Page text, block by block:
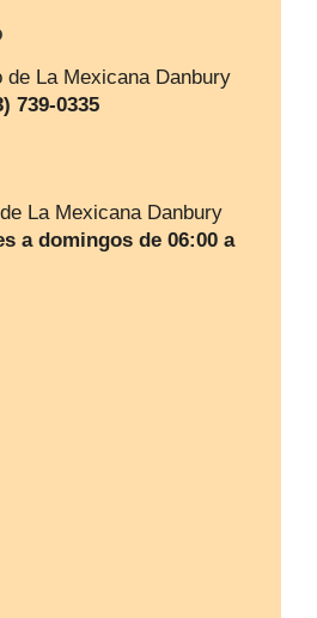
de La Mexicana Danbury
739-0335
La Mexicana Danbury
a domingos de 06:00 a